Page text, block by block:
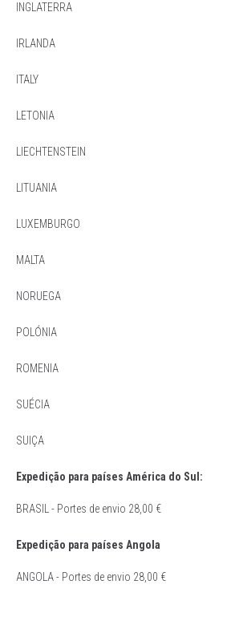
INGLATERRA
IRLANDA
ITALY
LETONIA
LIECHTENSTEIN
LITUANIA
LUXEMBURGO
MALTA
NORUEGA
POLÓNIA
ROMENIA
SUÉCIA
SUIÇA
Expedição para países América do Sul:
BRASIL - Portes de envio 28,00 €
Expedição para países Angola
ANGOLA - Portes de envio 28,00 €